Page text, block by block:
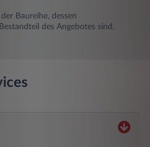
Baureihe, dessen
des Angebotes sind.